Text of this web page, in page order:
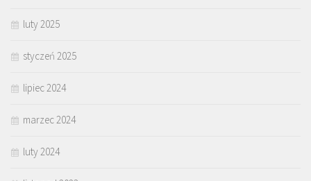
luty 2025
styczeń 2025
lipiec 2024
marzec 2024
luty 2024